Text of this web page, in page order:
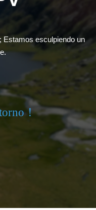
Estamos esculpiendo un
！